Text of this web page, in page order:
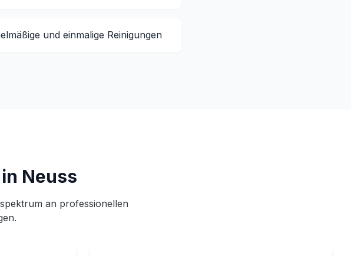
und einmalige Reinigungen
Neuss
an professionellen